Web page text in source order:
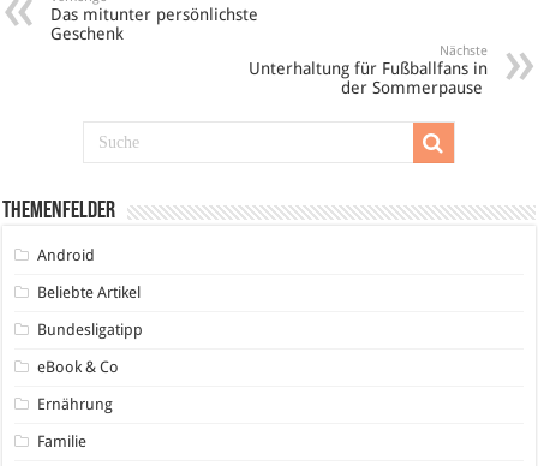
Das mitunter persönlichste
Geschenk
Nächste
Unterhaltung für Fußballfans in
der Sommerpause
Themenfelder
Android
Beliebte Artikel
Bundesligatipp
eBook & Co
Ernährung
Familie